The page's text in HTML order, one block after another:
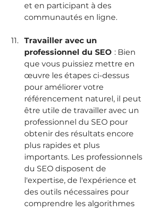
et en participant à des
communautés en ligne.
Travailler avec un
professionnel du SEO : Bien
que vous puissiez mettre en
œuvre les étapes ci-dessus
pour améliorer votre
référencement naturel, il peut
être utile de travailler avec un
professionnel du SEO pour
obtenir des résultats encore
plus rapides et plus
importants. Les professionnels
du SEO disposent de
l'expertise, de l'expérience et
des outils nécessaires pour
comprendre les algorithmes